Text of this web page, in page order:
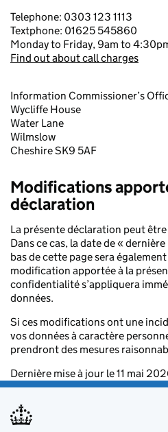
Telephone: 0303 123 1113
Textphone: 01625 545860
Monday to Friday, 9am to
Find out about call charges
Information Commissioner’s
Wycliffe House
Water Lane
Wilmslow
Cheshire SK9 5AF
Modifications
déclaration
La présente déclaration peut
Dans ce cas, la date de «
bas de cette page sera
modification apportée à la
confidentialité s’appliquera
données.
Si ces modifications ont une
vos données à caractère
prendront des mesures
Dernière mise à jour le 11 mai